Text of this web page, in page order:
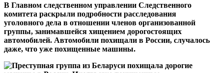
В Главном следственном управлении Следственного
комитета раскрыли подробности расследования
уголовного дела в отношении членов организованной
группы, занимавшейся хищением дорогостоящих
автомобилей. Автомобили похищали в России, случалось
даже, что уже похищенные машины.